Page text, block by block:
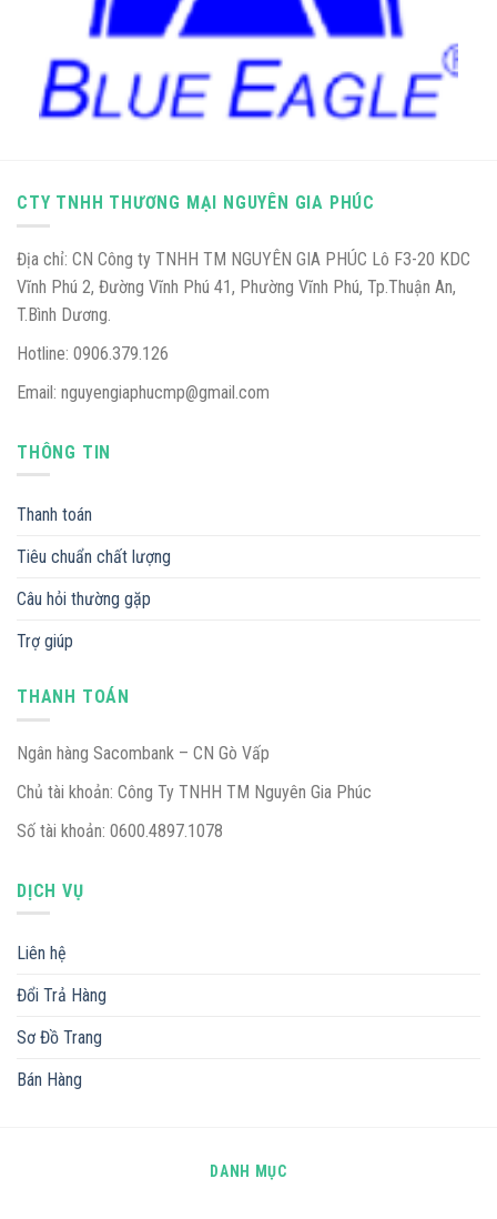
CTY TNHH THƯƠNG MẠI NGUYÊN GIA PHÚC
Địa chỉ: CN Công ty TNHH TM NGUYÊN GIA PHÚC Lô F3-20 KDC
Vĩnh Phú 2, Đường Vĩnh Phú 41, Phường Vĩnh Phú, Tp.Thuận An,
T.Bình Dương.
Hotline: 0906.379.126
Email: nguyengiaphucmp@gmail.com
THÔNG TIN
Thanh toán
Tiêu chuẩn chất lượng
Câu hỏi thường gặp
Trợ giúp
THANH TOÁN
Ngân hàng Sacombank – CN Gò Vấp
Chủ tài khoản: Công Ty TNHH TM Nguyên Gia Phúc
Số tài khoản: 0600.4897.1078
DỊCH VỤ
Liên hệ
Đổi Trả Hàng
Sơ Đồ Trang
Bán Hàng
DANH MỤC